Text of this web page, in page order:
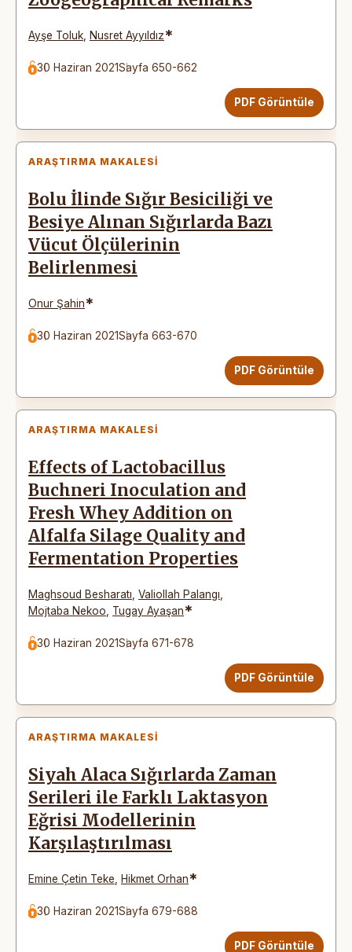
Ayşe Toluk Nusret Ayyıldız*
30 Haziran 2021Sayfa 650-662
PDF Görüntüle
ARAŞTIRMA MAKALESI
Bolu İlinde Sığır Besiciliği ve
Besiye Alınan Sığırlarda Bazı
Vücut Ölçülerinin
Belirlenmesi
Onur Şahin*
30 Haziran 2021Sayfa 663-670
PDF Görüntüle
ARAŞTIRMA MAKALESI
Effects of Lactobacillus
Buchneri Inoculation and
Fresh Whey Addition on
Alfalfa Silage Quality and
Fermentation Properties
Maghsoud Besharatı Valiollah Palangı
Mojtaba Nekoo
Tugay Ayaşan*
30 Haziran 2021Sayfa 671-678
PDF Görüntüle
ARAŞTIRMA MAKALESI
Siyah Alaca Sığırlarda Zaman
Serileri ile Farklı Laktasyon
Eğrisi Modellerinin
Karşılaştırılması
Emine Çetin Teke Hikmet Orhan*
30 Haziran 2021Sayfa 679-688
PDF Görüntüle